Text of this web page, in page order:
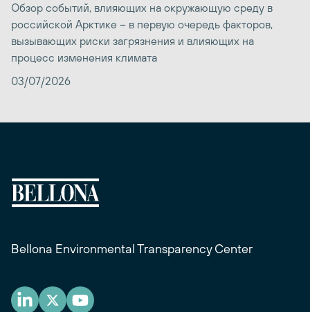
Обзор событий, влияющих на окружающую среду в
российской Арктике – в первую очередь факторов,
вызывающих риски загрязнения и влияющих на
процесс изменения климата
03/07/2026
Bellona Environmental Transparency Center